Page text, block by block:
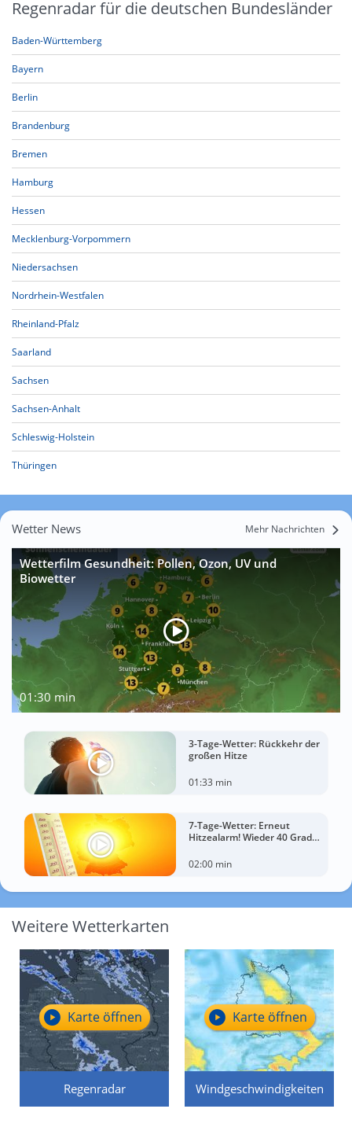
Regenradar für die deutschen Bundesländer
Baden-Württemberg
Bayern
Berlin
Brandenburg
Bremen
Hamburg
Hessen
Mecklenburg-Vorpommern
Niedersachsen
Nordrhein-Westfalen
Rheinland-Pfalz
Saarland
Sachsen
Sachsen-Anhalt
Schleswig-Holstein
Thüringen
Wetter News Mehr Nachrichten
Wetterfilm Gesundheit: Pollen, Ozon, UV und
Biowetter
01:30 min
3-Tage-Wetter: Rückkehr der
großen Hitze
01:33 min
7-Tage-Wetter: Erneut
Hitzealarm! Wieder 40 Grad
02:00 min
Weitere Wetterkarten
Regenradar
Karte öffnen
Windgeschwindigkeiten
Karte öffnen